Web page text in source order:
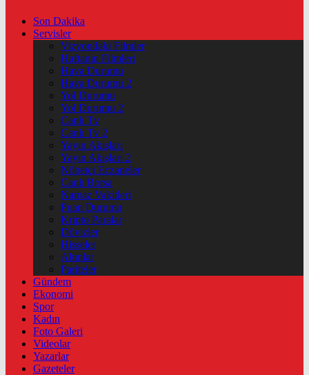
Son Dakika
Servisler
Vizyondaki Filmler
Haftanin Filmleri
Hava Durumu
Hava Durumu 2
Yol Durumu
Yol Durumu 2
Canlı Tv
Canlı Tv 2
Yayın Akışları
Yayın Akışları 2
Nöbetçi Eczaneler
Canlı Borsa
Namaz Vakitleri
Puan Durumu
Kripto Paralar
Dövizler
Hisseler
Altınlar
Pariteler
Gündem
Ekonomi
Spor
Kadın
Foto Galeri
Videolar
Yazarlar
Gazeteler